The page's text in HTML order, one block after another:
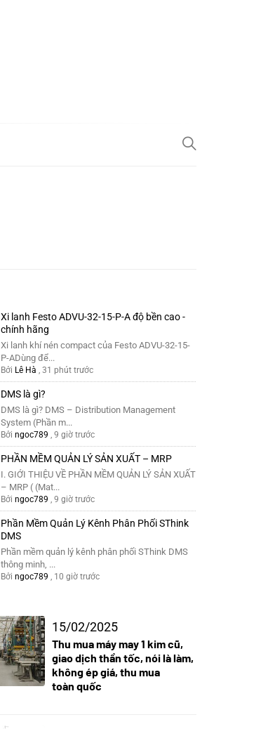
Xi lanh Festo ADVU-32-15-P-A độ bền cao -
chính hãng
Xi lanh khí nén compact của Festo ADVU-32-15-
P-ADùng để...
Bởi Lê Hà 31 phút trước
DMS là gì?
DMS là gì? DMS – Distribution Management
System (Phần m...
Bởi ngoc789 9 giờ trước
PHẦN MỀM QUẢN LÝ SẢN XUẤT – MRP
I. GIỚI THIỆU VỀ PHẦN MỀM QUẢN LÝ SẢN XUẤT
– MRP ( (Mat...
Bởi ngoc789 9 giờ trước
Phần Mềm Quản Lý Kênh Phân Phối SThink
DMS
Phần mềm quản lý kênh phân phối SThink DMS
thông minh, ...
Bởi ngoc789 10 giờ trước
15/02/2025
Thu mua máy may 1 kim cũ,
giao dịch thần tốc, nói là làm,
không ép giá, thu mua
toàn quốc